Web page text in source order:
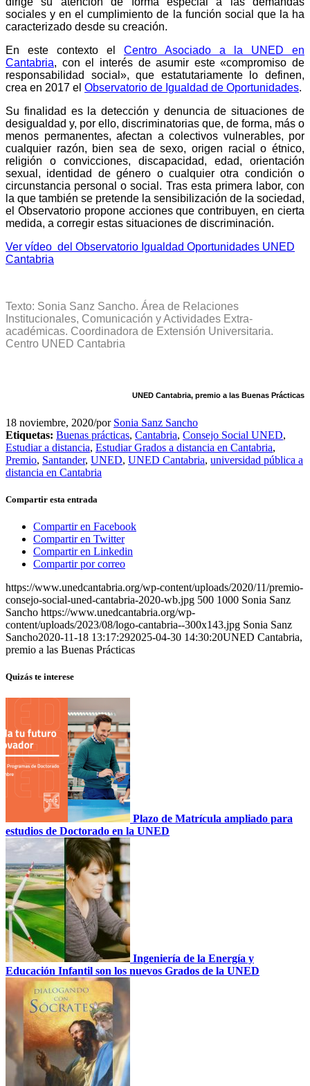
sociales y en el cumplimiento de la función social que la ha
caracterizado desde su creación.
En este contexto el Centro Asociado a la UNED en
Cantabria, con el interés de asumir este «compromiso de
responsabilidad social», que estatutariamente lo definen,
crea en 2017 el Observatorio de Igualdad de Oportunidades.
Su finalidad es la detección y denuncia de situaciones de
desigualdad y, por ello, discriminatorias que, de forma, más o
menos permanentes, afectan a colectivos vulnerables, por
cualquier razón, bien sea de sexo, origen racial o étnico,
religión o convicciones, discapacidad, edad, orientación
sexual, identidad de género o cualquier otra condición o
circunstancia personal o social. Tras esta primera labor, con
la que también se pretende la sensibilización de la sociedad,
el Observatorio propone acciones que contribuyen, en cierta
medida, a corregir estas situaciones de discriminación.
Ver vídeo del Observatorio Igualdad Oportunidades UNED
Cantabria
Texto: Sonia Sanz Sancho. Área de Relaciones
Institucionales, Comunicación y Actividades Extra-
académicas. Coordinadora de Extensión Universitaria.
Centro UNED Cantabria
UNED Cantabria, premio a las Buenas Prácticas
18 noviembre, 2020/por Sonia Sanz Sancho
Etiquetas: Buenas prácticas, Cantabria, Consejo Social UNED,
Estudiar a distancia, Estudiar Grados a distancia en Cantabria,
Premio, Santander, UNED, UNED Cantabria, universidad pública a
distancia en Cantabria
Compartir esta entrada
Compartir en Facebook
Compartir en Twitter
Compartir en Linkedin
Compartir por correo
https://www.unedcantabria.org/wp-content/uploads/2020/11/premio-
consejo-social-uned-cantabria-2020-wb.jpg 500 1000 Sonia Sanz
Sancho https://www.unedcantabria.org/wp-
content/uploads/2023/08/logo-cantabria--300x143.jpg Sonia Sanz
Sancho2020-11-18 13:17:292025-04-30 14:30:20UNED Cantabria,
premio a las Buenas Prácticas
Quizás te interese
Plazo de Matrícula ampliado para
estudios de Doctorado en la UNED
Ingeniería de la Energía y
Educación Infantil son los nuevos Grados de la UNED